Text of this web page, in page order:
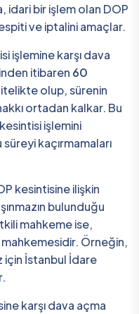
idari bir işlem olan DOP
ve iptalini amaçlar.
işlemine karşı dava
itibaren 60
olup, sürenin
ortadan kalkar. Bu
işlemini
kaçırmamaları
kesintisine ilişkin
bulunduğu
mahkeme ise,
mahkemesidir. Örneğin,
için İstanbul İdare
karşı dava açma